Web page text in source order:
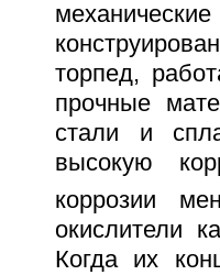
торпед,
прочные
стали и
высокую
коррозии
окислители
Когда их